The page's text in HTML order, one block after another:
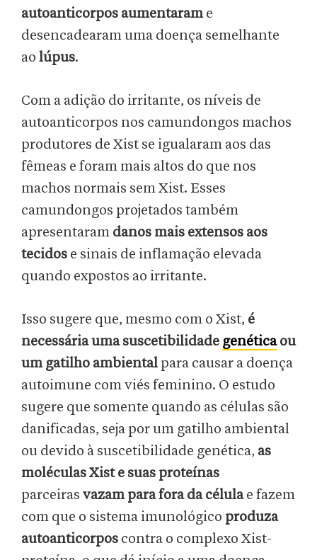
autoanticorpos aumentarame
desencadearam uma doença semelhante
ao lúpus.
Com a adição do irritante, os níveis de
autoanticorpos nos camundongos machos
produtores de Xist se igualaram aos das
fêmeas e foram mais altos do que nos
machos normais sem Xist. Esses
camundongos projetados também
apresentaram danos mais extensos aos
tecidos e sinais de inflamação elevada
quando expostos ao irritante.
Isso sugere que, mesmo com o Xist, é
necessária uma suscetibilidade genéticaou
um gatilho ambiental para causar a doença
autoimune com viés feminino. O estudo
sugere que somente quando as células são
danificadas, seja por um gatilho ambiental
ou devido à suscetibilidade genética, as
moléculas Xist e suas proteínas
parceiras vazam para fora da célulae fazem
com que o sistema imunológico produza
autoanticorpos contra o complexo Xist-